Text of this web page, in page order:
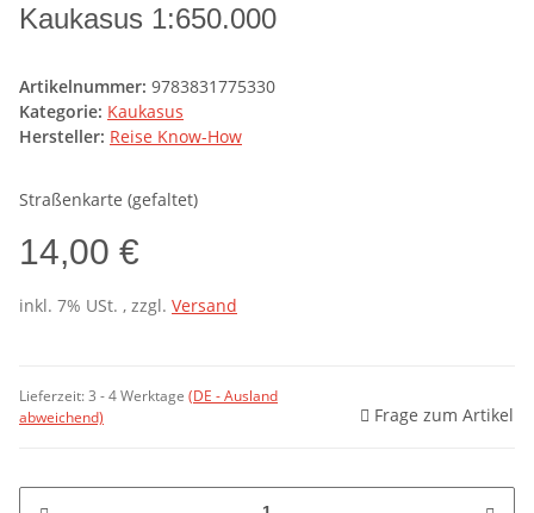
Kaukasus 1:650.000
Artikelnummer: 9783831775330
Kategorie: Kaukasus
Hersteller: Reise Know-How
Straßenkarte (gefaltet)
14,00 €
inkl. 7% USt. , zzgl. Versand
Lieferzeit:3 - 4 Werktage (DE - Ausland
abweichend)
Frage zum Artikel